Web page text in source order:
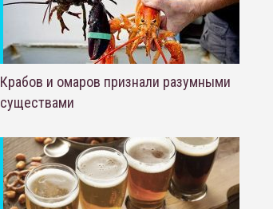
Крабов и омаров признали разумными
существами